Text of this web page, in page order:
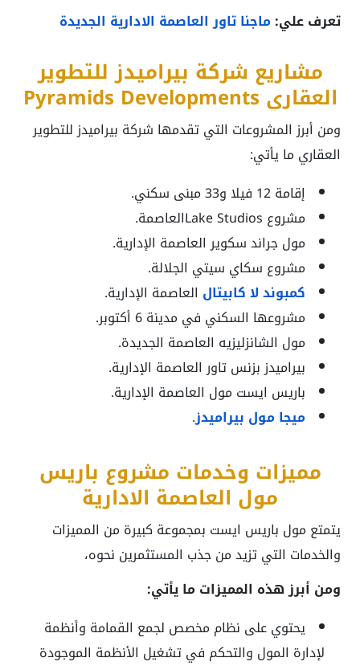
تعرف علي:ماجنا تاور العاصمة الادارية الجديدة
مشاريع شركة بيراميدز للتطوير
العقاري Pyramids Developments
ومن أبرز المشروعات التي تقدمها شركة بيراميدز للتطوير
العقاري ما يأتي:
إقامة 12 فيلا و33 مبنى سكني.
مشروع Lake Studiosالعاصمة.
مول جراند سكوير العاصمة الإدارية.
مشروع سكاي سيتي الجلالة.
كمبوند لا كابيتال العاصمة الإدارية.
مشروعها السكني في مدينة 6 أكتوبر.
مول الشانزليزيه العاصمة الجديدة.
بيراميدز بزنس تاور العاصمة الإدارية.
باريس ايست مول العاصمة الإدارية.
ميجا مول بيراميدز.
مميزات وخدمات مشروع باريس
مول العاصمة الادارية
يتمتع مول باريس ايست بمجموعة كبيرة من المميزات
والخدمات التي تزيد من جذب المستثمرين نحوه،
ومن أبرز هذه المميزات ما يأتي:
يحتوي على نظام مخصص لجمع القمامة وأنظمة
لإدارة المول والتحكم في تشغيل الأنظمة الموجودة